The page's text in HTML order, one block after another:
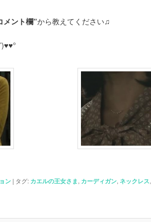
メント欄”から教えてください♫
ン | タグ: カエルの王女さま, カーディガン, ネックレス,